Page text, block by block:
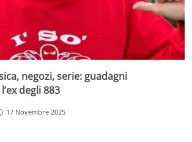
negozi, serie: guadagni
degli 883
17 Novembre 2025